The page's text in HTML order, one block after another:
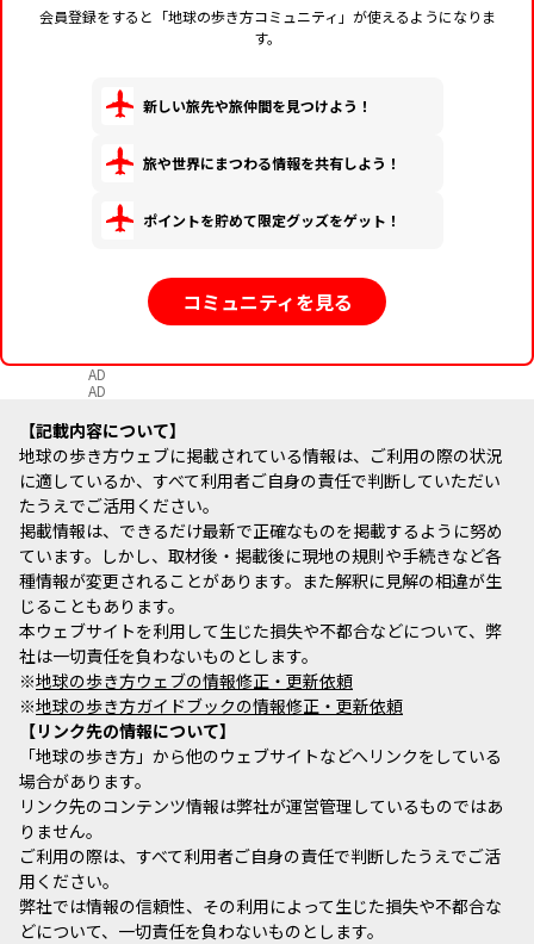
会員登録をすると「地球の歩き方コミュニティ」が使えるようになりま
す。
新しい旅先や旅仲間を見つけよう！
旅や世界にまつわる情報を共有しよう！
ポイントを貯めて限定グッズをゲット！
コミュニティを見る
AD
AD
記載内容について
地球の歩き方ウェブに掲載されている情報は、ご利用の際の状況
に適しているか、すべて利用者ご自身の責任で判断していただい
たうえでご活用ください。
掲載情報は、できるだけ最新で正確なものを掲載するように努め
ています。しかし、取材後・掲載後に現地の規則や手続きなど各
種情報が変更されることがあります。また解釈に見解の相違が生
じることもあります。
本ウェブサイトを利用して生じた損失や不都合などについて、弊
社は一切責任を負わないものとします。
※地球の歩き方ウェブの情報修正・更新依頼
※地球の歩き方ガイドブックの情報修正・更新依頼
リンク先の情報について
「地球の歩き方」から他のウェブサイトなどへリンクをしている
場合があります。
リンク先のコンテンツ情報は弊社が運営管理しているものではあ
りません。
ご利用の際は、すべて利用者ご自身の責任で判断したうえでご活
用ください。
弊社では情報の信頼性、その利用によって生じた損失や不都合な
どについて、一切責任を負わないものとします。